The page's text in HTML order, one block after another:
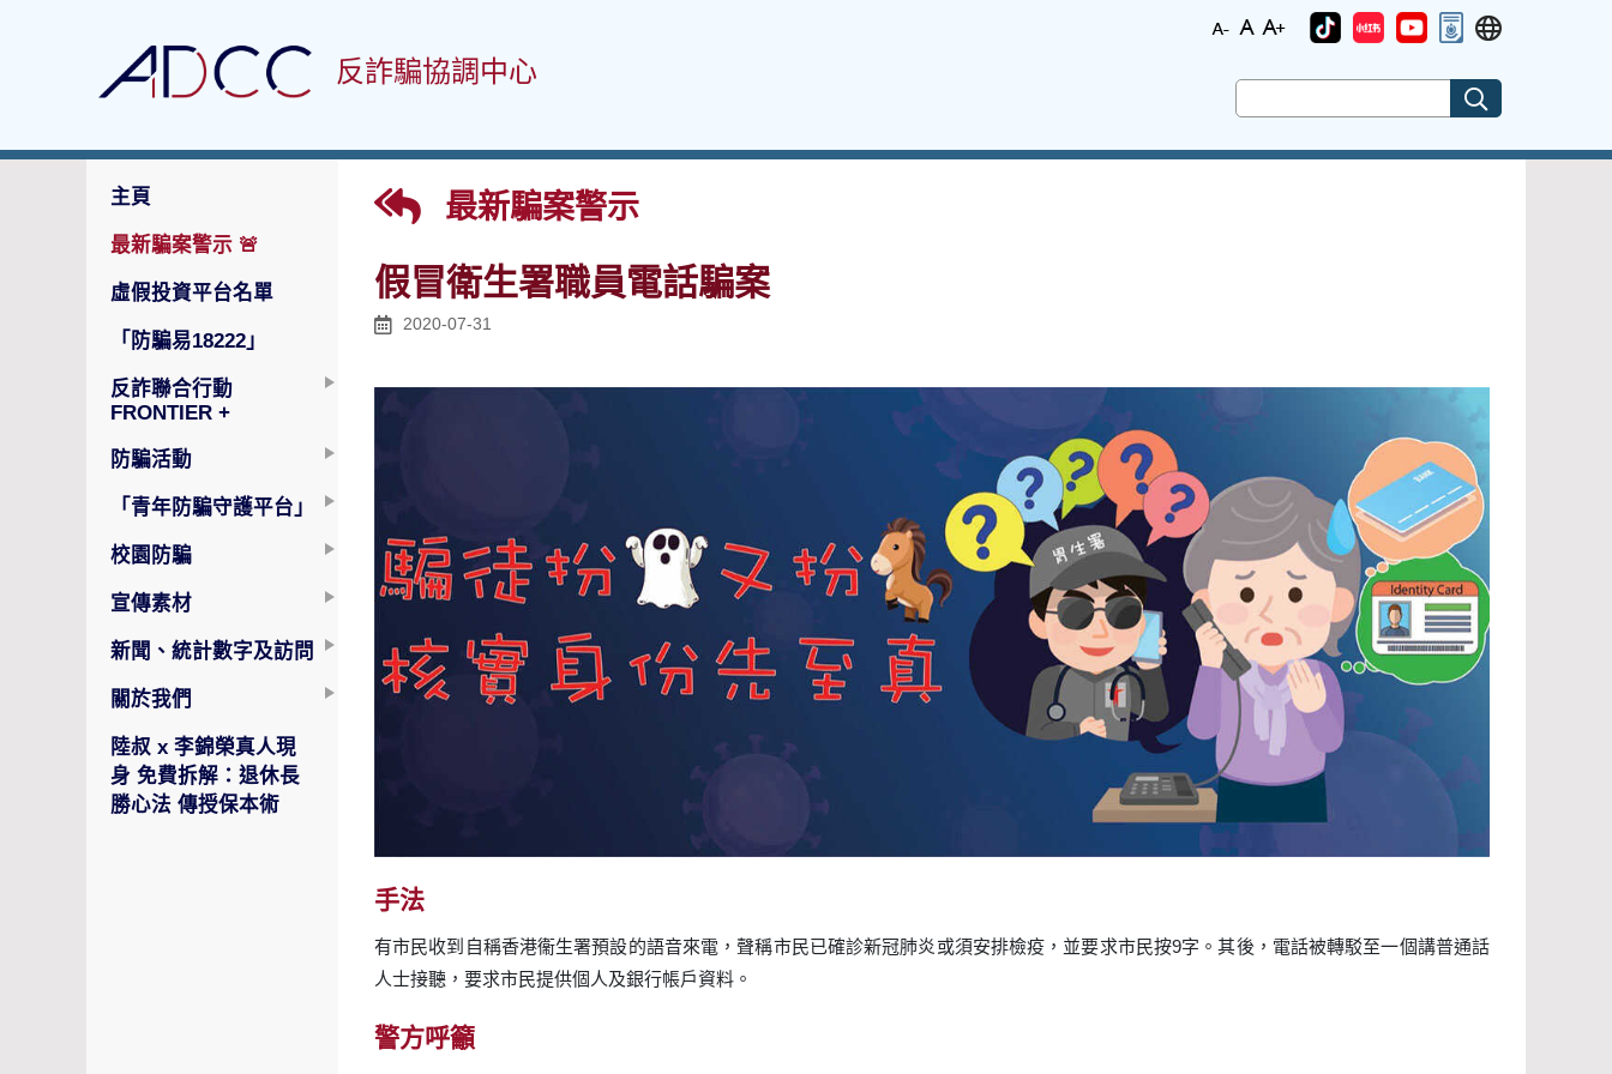
反詐騙協調中心
主頁
最新騙案警示 🚨
虛假投資平台名單
「防騙易18222」
反詐聯合行動
FRONTIER +
防騙活動
「青年防騙守護平台」
校園防騙
宣傳素材
新聞、統計數字及訪問
關於我們
陸叔 x 李錦榮真人現
身 免費拆解：退休長
勝心法 傳授保本術
最新騙案警示
假冒衛生署職員電話騙案
2020-07-31
手法
有市民收到自稱香港衞生署預設的語音來電，聲稱市民已確診新冠肺炎或須安排檢疫，並要求市民按9字。其後，電話被轉駁至一個講普通話
人士接聽，要求市民提供個人及銀行帳戶資料。
警方呼籲